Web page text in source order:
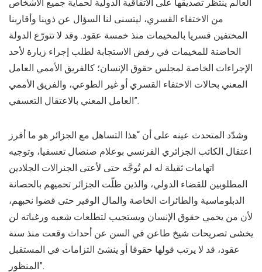
العالم ينتظر تصديقها على الاتفاقية الدولية لحماية جميع الأشخاص
من الاختفاء القسري، ليتسنى لنا السؤال عن ذوينا وأقاربنا
المختفين قسريا بالمخيمات منذ خمسة عقود. وقد لا تتورّع الدولة
الحاضنة للمخيمات في رفض الاستجابة لطلب إجراء زيارة لأحد
الإجراءات الخاصة لمجلس حقوق الإنسان؛ كالفريق الأممي العامل
المعني بحالات الاختفاء القسري أو غير الطوعي، والفريق الأممي
العامل المعني بالاعتقال التعسفي”.
وشدّد المتحدث عينه على أن “هذا التساهل مع الجزائر هو ما أفرز
اعتقال الكاتب الجزائري الفرنسي بوعلام صنصال تعسفيا، وتوجيه
اتهامات ثقيلة له لم تُوجَّه حتى لأعتى الجنرالات الجلادين
المطلوبين للقضاء الدولي، والذين ظلّت الجزائر تحميهم بالحصانة
الدبلوماسية والطائرات الخاصة والمال الوفير حتى قضوا نحبهم،
لأن من يحمي حقوق الإنسان ويستجيب لتطلعات شعبه ورغباته لن
يخشى تصريحات شيخ طاعن في السن عن أحداث وقعت منذ ستة
عقود، قد لا يرتب قولها حقوقا أو ينشئ التزامات في المستقبل
المنظور”.